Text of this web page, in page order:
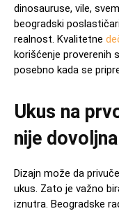
dinosauruse, vile,
beogradski
realnost. Kvalitetne
korišćenje proverenih
posebno kada se
Ukus na
nije dovoljna
Dizajn može da
ukus. Zato je važno
iznutra. Beogradske